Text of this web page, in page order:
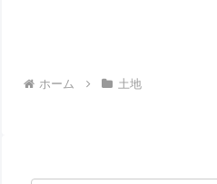
ホーム 土地